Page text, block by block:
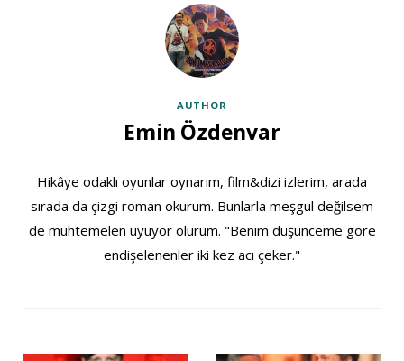
AUTHOR
Emin Özdenvar
Hikâye odaklı oyunlar oynarım, film&dizi izlerim, arada
sırada da çizgi roman okurum. Bunlarla meşgul değilsem
de muhtemelen uyuyor olurum. "Benim düşünceme göre
endişelenenler iki kez acı çeker."